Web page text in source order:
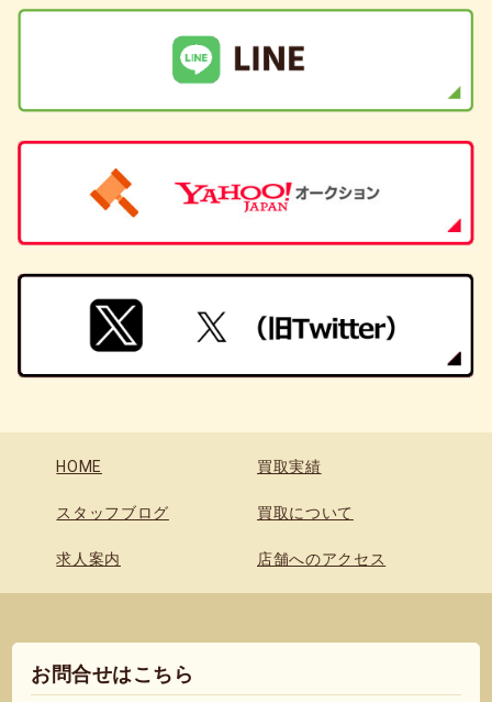
HOME 買取実績
スタッフブログ 買取について
求人案内 店舗へのアクセス
お問合せはこちら